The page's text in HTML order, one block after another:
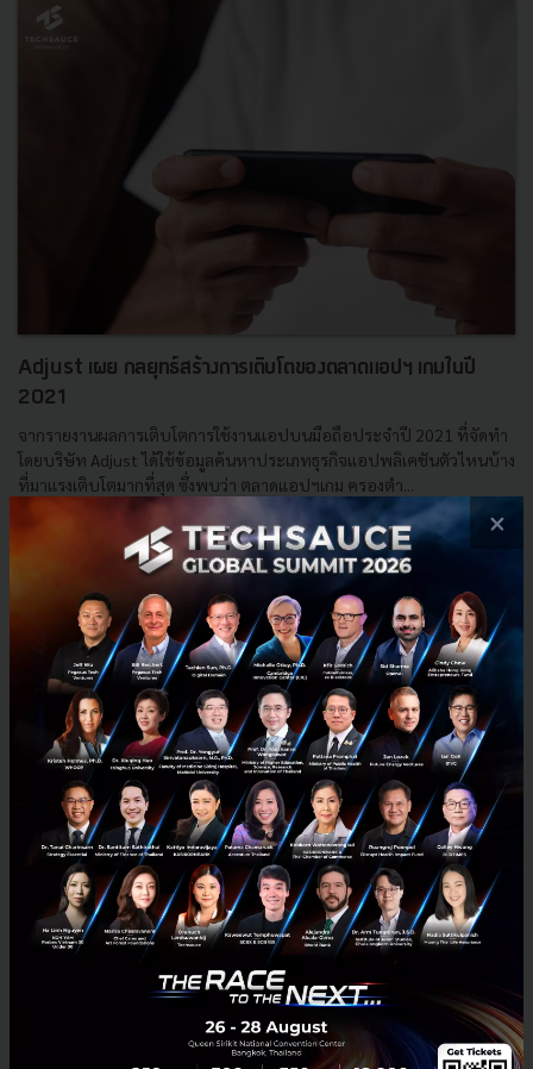
Adjust เผย กลยุทธ์สร้างการเติบโตของตลาดแอปฯ เกมในปี
2021
จากรายงานผลการเติบโตการใช้งานแอปบนมือถือประจำปี 2021 ที่จัดทำ
โดยบริษัท Adjust ได้ใช้ข้อมูลค้นหาประเภทธุรกิจแอปพลิเคชันตัวไหนบ้าง
ที่มาแรงเติบโตมากที่สุด ซึ่งพบว่า ตลาดแอปฯเกม ครองตำ...
| ByTechsauce Team
adjust game-streaming
Facebook ร่วมกับ Adjust เผยผลสำรวจเศรษฐกิจแอปพลิ
เคชั่นทั่วโลก แอปด้านเกมมิ่งและ ความบันเทิงเติบโตสูงสุด
×